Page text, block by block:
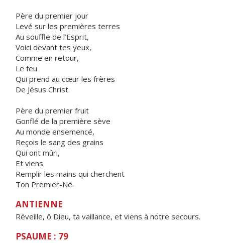
Père du premier jour
Levé sur les premières terres
Au souffle de l’Esprit,
Voici devant tes yeux,
Comme en retour,
Le feu
Qui prend au cœur les frères
De Jésus Christ.
Père du premier fruit
Gonflé de la première sève
Au monde ensemencé,
Reçois le sang des grains
Qui ont mûri,
Et viens
Remplir les mains qui cherchent
Ton Premier-Né.
ANTIENNE
Réveille, ô Dieu, ta vaillance, et viens à notre secours.
PSAUME : 79